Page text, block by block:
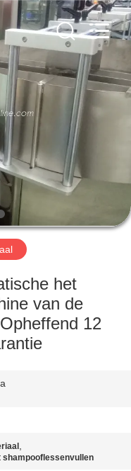
het
van de
12
,
shampooflessenvullen